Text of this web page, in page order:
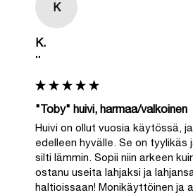
K
K.
""
"Toby" huivi, harmaa/valkoinen
Huivi on ollut vuosia käytössä,
edelleen hyvälle. Se on
silti lämmin. Sopii niin arkeen
ostanu useita lahjaksi ja
haltioissaan! Monikäyttöinen ja